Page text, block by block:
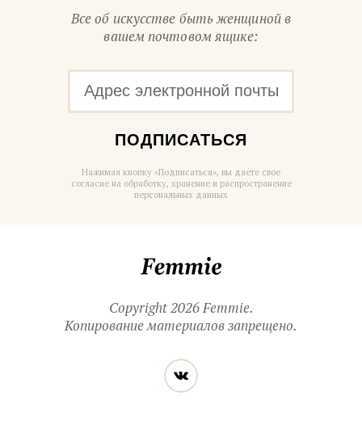
Все об искусстве быть женщиной в
вашем почтовом ящике:
ПОДПИСАТЬСЯ
Нажимая кнопку «Подписаться», вы даете свое
согласие на обработку, хранение и распространение
персональных данных
Copyright 2026 Femmie.
Копирование материалов запрещено.
Читайте
нас
в социальных